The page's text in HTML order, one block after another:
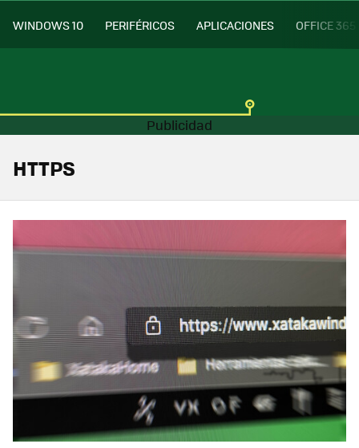
WINDOWS 10 PERIFÉRICOS APLICACIONES OFFICE 365
HTTPS